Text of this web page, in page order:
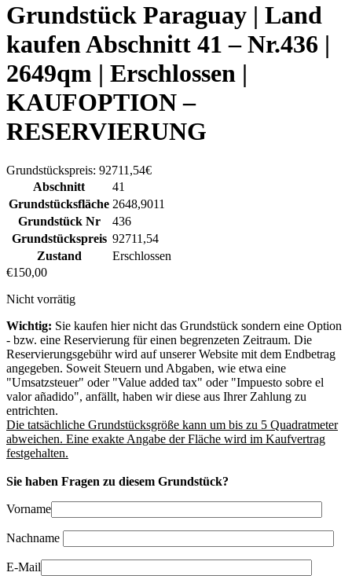
Grundstück Paraguay | Land
kaufenAbschnitt 41 – Nr.436 |
2649qm | Erschlossen |
KAUFOPTION –
RESERVIERUNG
Grundstückspreis: 92711,54€
Abschnitt
41
Grundstücksfläche 2648,9011
Grundstück Nr
436
Grundstückspreis 92711,54
Zustand
Erschlossen
€150,00
Nicht vorrätig
Wichtig: Sie kaufen hier nicht das Grundstück sondern eine Option
- bzw. eine Reservierung für einen begrenzeten Zeitraum. Die
Reservierungsgebühr wird auf unserer Website mit dem Endbetrag
angegeben. Soweit Steuern und Abgaben, wie etwa eine
"Umsatzsteuer" oder "Value added tax" oder "Impuesto sobre el
valor añadido", anfällt, haben wir diese aus Ihrer Zahlung zu
entrichten.
Die tatsächliche Grundstücksgröße kann um bis zu 5 Quadratmeter
abweichen. Eine exakte Angabe der Fläche wird im Kaufvertrag
festgehalten.
Sie haben Fragen zu diesem Grundstück?
Vorname
Nachname
E-Mail